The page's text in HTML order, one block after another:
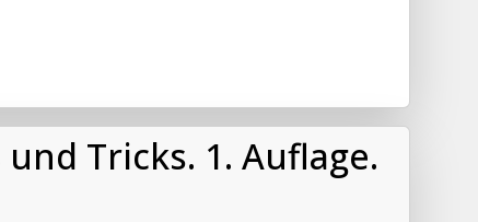
Tricks. 1. Auflage.